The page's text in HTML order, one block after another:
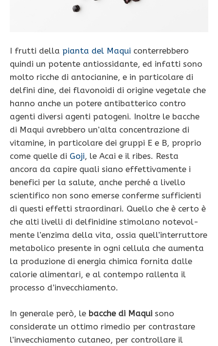
I frutti della pianta del Maqui conterrebbero
quindi un potente antiossidante, ed infatti sono
molto ricche di antocianine, e in particolare di
delfini dine, dei flavonoidi di origine vegetale che
hanno anche un potere antibatterico contro
agenti diversi agenti patogeni. Inoltre le bacche
di Maqui avrebbero un’alta concentrazione di
vitamine, in particolare dei gruppi E e B, proprio
come quelle di Goji, le Acai e il ribes. Resta
ancora da capire quali siano effettivamente i
benefici per la salute, anche perché a livello
scientifico non sono emerse conferme sufficienti
di questi effetti straordinari. Quello che è certo è
che alti livelli di delfinidine stimolano notevol­
mente l’enzima della vita, ossia quell’interruttore
metabolico presente in ogni cellula che aumenta
la produzione di energia chimica fornita dalle
calorie alimentari, e al contempo rallenta il
processo d’invecchiamento.
In generale però, le bacche di Maqui sono
considerate un ottimo rimedio per contrastare
l’invecchiamento cutaneo, per controllare il